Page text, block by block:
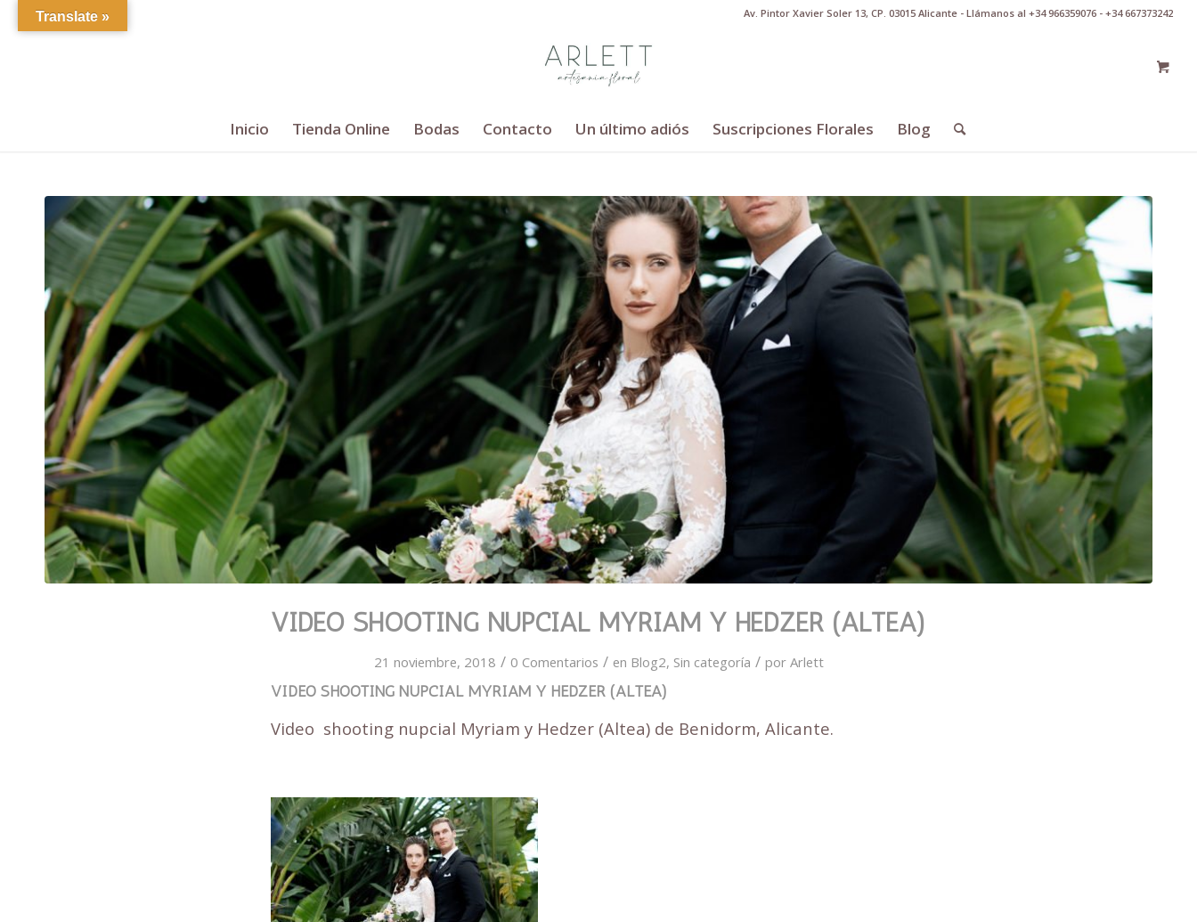
Av. Pintor Xavier Soler 13, CP. 03015 Alicante - Llámanos al +34 966359076 - +34 667373242
Inicio Tienda Online Bodas Contacto Un último adiós Suscripciones Florales Blog
VIDEO SHOOTING NUPCIAL MYRIAM Y HEDZER (ALTEA)
21 noviembre, 2018 / 0 Comentarios / en Blog2, Sin categoría / por Arlett
VIDEO SHOOTING NUPCIAL MYRIAM Y HEDZER (ALTEA)
Video shooting nupcial Myriam y Hedzer (Altea) de Benidorm, Alicante.
Translate »